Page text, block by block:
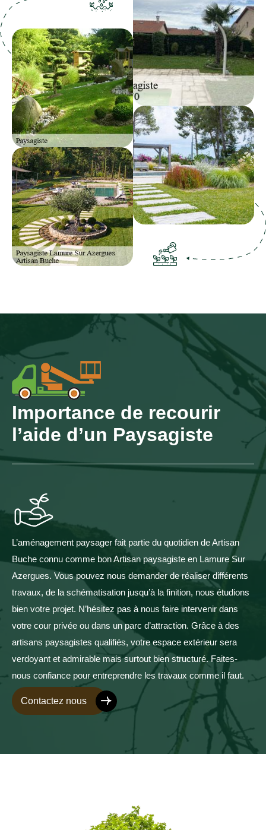
Importance de recourir
l’aide d’un Paysagiste
L’aménagement paysager fait partie du quotidien de Artisan
Buche connu comme bon Artisan paysagiste en Lamure Sur
Azergues. Vous pouvez nous demander de réaliser différents
travaux, de la schématisation jusqu’à la finition, nous étudions
bien votre projet. N’hésitez pas à nous faire intervenir dans
votre cour privée ou dans un parc d’attraction. Grâce à des
artisans paysagistes qualifiés, votre espace extérieur sera
verdoyant et admirable mais surtout bien structuré. Faites-
nous confiance pour entreprendre les travaux comme il faut.
Contactez nous